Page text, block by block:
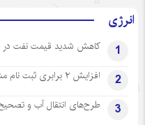
انرژی
1 کاهش شدید قیمت نفت
2 افزایش ۲ برابری ثبت نام مشترکان گاز تهرانی‌ در سامانه اصلاح موتور
3 طرح‌های انتقال آب و